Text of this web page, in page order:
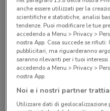
Via Portico 71 -
1.8 km
Via Paglia, 9 Bergamo
2.2 km
CHIUSO
Viale Papa Giovanni
2.4 km
anche essere utilizzati per la
scientifiche e statistiche, analisi
tendenze. Puoi modificare le tue
accedendo a Menu > Privacy >
nostra App. Cosa succede se
pubblicitari, ma riguarderanno
saranno rilevanti per i tuoi
accedendo a Menu > Privacy >
nostra App.
Noi e i nostri partner
Utilizzare dati di geolocalizzazione